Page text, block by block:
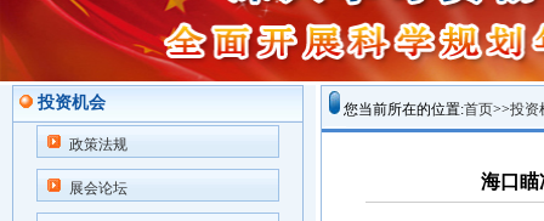
投资机会
政策法规
展会论坛
您当前所在的位置:首页>>投资
海口瞄